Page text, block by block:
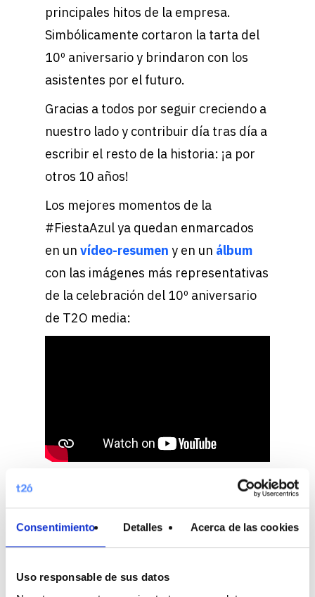
Consentimiento Detalles Acerca de las cookies
Uso responsable de sus datos
principales hitos de la empresa.
Simbólicamente cortaron la tarta del
10º aniversario y brindaron con los
asistentes por el futuro.
Gracias a todos por seguir creciendo a
nuestro lado y contribuir día tras día a
escribir el resto de la historia: ¡a por
otros 10 años!
Los mejores momentos de la
#FiestaAzul ya quedan enmarcados
en un vídeo-resumen y en un álbum
con las imágenes más representativas
de la celebración del 10º aniversario
de T2O media:
Related Posts